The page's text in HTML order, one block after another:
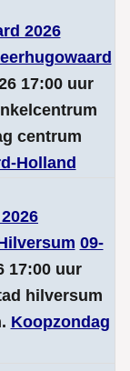
2026
17:00 uur
centrum
Holland
09-
17:00 uur
hilversum
Koopzondag